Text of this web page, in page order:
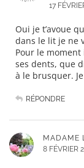
17
Oui je t’avoue
dans le lit je ne
Pour le
ses dents, que
à le brusquer.
RÉPONDRE
MADAME
8 FÉVRIER